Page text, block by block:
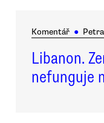
Komentář ●
Libanon.
nefunguje